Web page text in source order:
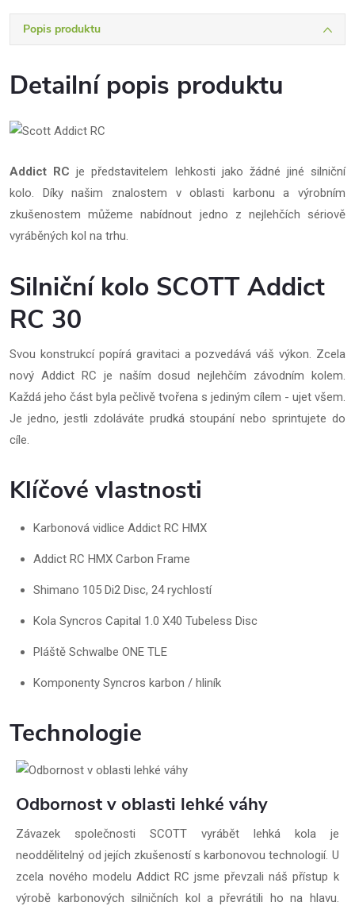
Popis produktu
Detailní popis produktu
Addict RC je představitelem lehkosti jako žádné jiné silniční
kolo. Díky našim znalostem v oblasti karbonu a výrobním
zkušenostem můžeme nabídnout jedno z nejlehčích sériově
vyráběných kol na trhu.
Silniční kolo SCOTT Addict
RC 30
Svou konstrukcí popírá gravitaci a pozvedává váš výkon. Zcela
nový Addict RC je naším dosud nejlehčím závodním kolem.
Každá jeho část byla pečlivě tvořena s jediným cílem - ujet všem.
Je jedno, jestli zdoláváte prudká stoupání nebo sprintujete do
cíle.
Klíčové vlastnosti
Karbonová vidlice Addict RC HMX
Addict RC HMX Carbon Frame
Shimano 105 Di2 Disc, 24 rychlostí
Kola Syncros Capital 1.0 X40 Tubeless Disc
Pláště Schwalbe ONE TLE
Komponenty Syncros karbon / hliník
Technologie
Odbornost v oblasti lehké váhy
Závazek společnosti SCOTT vyrábět lehká kola je
neoddělitelný od jejích zkušeností s karbonovou technologií. U
zcela nového modelu Addict RC jsme převzali náš přístup k
výrobě karbonových silničních kol a převrátili ho na hlavu.